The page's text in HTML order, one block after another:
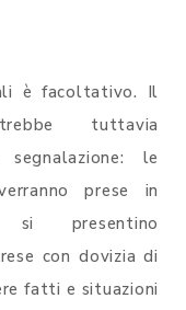
è facoltativo. Il
tuttavia
le
prese in
si presentino
con dovizia di
fatti e situazioni